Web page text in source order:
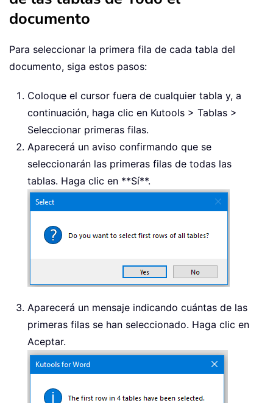
documento
Para seleccionar la primera fila de cada tabla del
documento, siga estos pasos:
Coloque el cursor fuera de cualquier tabla y, a
continuación, haga clic en Kutools > Tablas >
Seleccionar primeras filas.
Aparecerá un aviso confirmando que se
seleccionarán las primeras filas de todas las
tablas. Haga clic en **Sí**.
Aparecerá un mensaje indicando cuántas de las
primeras filas se han seleccionado. Haga clic en
Aceptar.